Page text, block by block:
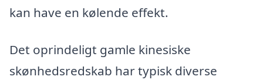
kan have en kølende effekt.
Det oprindeligt gamle kinesiske
skønhedsredskab har typisk diverse